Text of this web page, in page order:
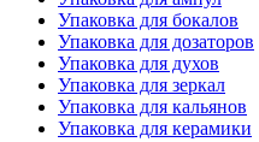
Упаковка для бокалов
Упаковка для дозаторов
Упаковка для духов
Упаковка для зеркал
Упаковка для кальянов
Упаковка для керамики